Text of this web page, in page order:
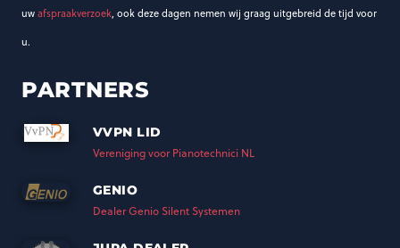
uwafspraakverzoek, ook deze dagen nemen wij graag uitgebreid de tijd voor
u.
PARTNERS
VVPN LID
Vereniging voor Pianotechnici NL
GENIO
Dealer Genio Silent Systemen